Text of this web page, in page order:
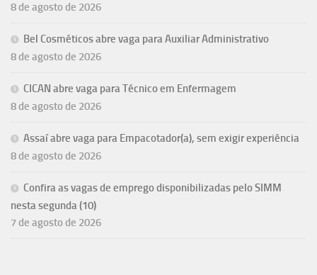
8 de agosto de 2026
Bel Cosméticos abre vaga para Auxiliar Administrativo
8 de agosto de 2026
CICAN abre vaga para Técnico em Enfermagem
8 de agosto de 2026
Assaí abre vaga para Empacotador(a), sem exigir experiência
8 de agosto de 2026
Confira as vagas de emprego disponibilizadas pelo SIMM
nesta segunda (10)
7 de agosto de 2026